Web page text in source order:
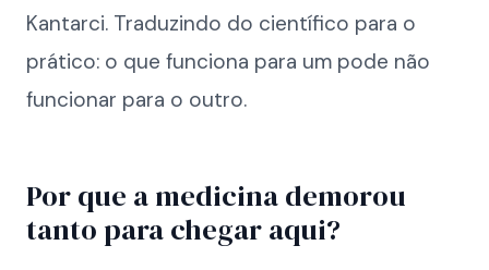
Kantarci. Traduzindo do científico para o
prático: o que funciona para um pode não
funcionar para o outro.
Por que a medicina demorou
tanto para chegar aqui?